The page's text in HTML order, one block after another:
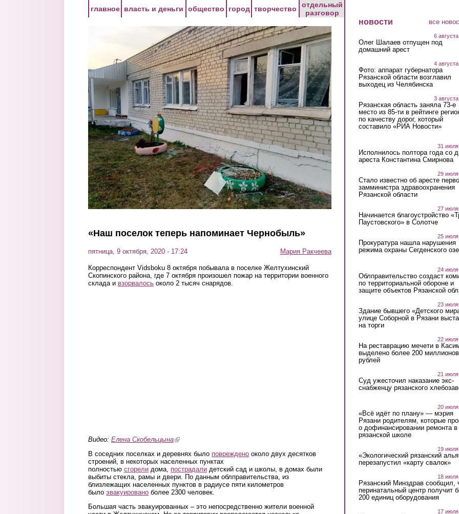
главное власть и деньги общество город творчество
отдельный
разговор
«Наш поселок теперь напоминает Чернобыль»
пятница, 9 октября, 2020 - 17:24 Мария Ракчеева
Корреспондент Vidsboku 8 октября побывала в поселке Желтухинский
Скопинского района, где 7 октября произошел пожар на территории военного
склада и взорвалось около 2 тысяч снарядов.
Видео: Елена Скобельцына(link is external)
В соседних поселках и деревнях было повреждено около двух десятков
строений, в некоторых населенных пунктах
полностью сгорели дома, пострадали детский сад и школы, в домах были
выбиты стекла, рамы и двери. По данным облправительства, из
близлежащих населенных пунктов в радиусе пяти километров
было эвакуировано более 2300 человек.
Большая часть эвакуированных – это непосредственно жители военной
новости все
6
Олег Шалаев отпущен под
домашний арест
4
Фото: аппарат губернатора
Рязанской области возглавил
выходец из Челябинска
3
Рязанская область заняла 73-е
место из 85-ти в рейтинге
по качеству дорог, который
составило «РИА Новости»
31
Исполнилось полтора года со
ареста Константина Смирнова
29
Стало известно об аресте
замминистра здравоохранения
Рязанской области
27
Начинается благоустройство
Паустовского» в Солотче
25
Прокуратура нашла нарушения
режима охраны Сегденского
24
Облправительство создаст
по территориальной обороне и
защите объектов Рязанской
23 июля
Здание бывшего «Детского
улице Соборной в Рязани
на торги
22
На реставрацию мечети в
выделено более 200 миллионов
рублей
21
Суд ужесточил наказание экс-
снабженцу рязанского
20
«Всё идёт по плану» — мэрия
Рязани родителям, которые
о дофинансировании ремонта в
рязанской школе
19
«Экологический рязанский
перезапустил «карту свалок»
18
Рязанский Минздрав сообщил,
перинатальный центр получит
200 единиц оборудования
17